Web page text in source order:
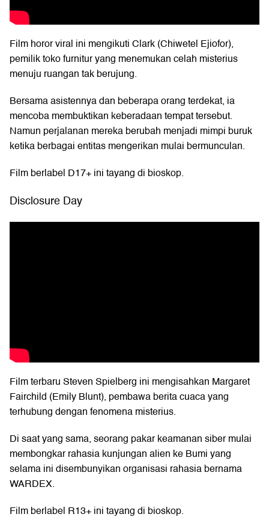
Film horor viral ini mengikuti Clark (Chiwetel Ejiofor),
pemilik toko furnitur yang menemukan celah misterius
menuju ruangan tak berujung.
Bersama asistennya dan beberapa orang terdekat, ia
mencoba membuktikan keberadaan tempat tersebut.
Namun perjalanan mereka berubah menjadi mimpi buruk
ketika berbagai entitas mengerikan mulai bermunculan.
Film berlabel D17+ ini tayang di bioskop.
Disclosure Day
Film terbaru Steven Spielberg ini mengisahkan Margaret
Fairchild (Emily Blunt), pembawa berita cuaca yang
terhubung dengan fenomena misterius.
Di saat yang sama, seorang pakar keamanan siber mulai
membongkar rahasia kunjungan alien ke Bumi yang
selama ini disembunyikan organisasi rahasia bernama
WARDEX.
Film berlabel R13+ ini tayang di bioskop.